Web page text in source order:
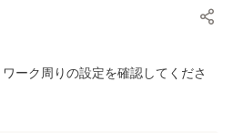
ーク周りの設定を確認してくださ